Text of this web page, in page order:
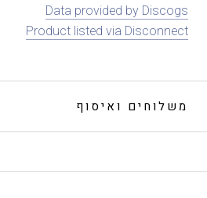
Data provided by Discogs
Product listed via Disconnect
משלוחים ואיסוף